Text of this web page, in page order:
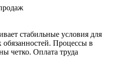
стабильные условия для
Процессы в
четко. Оплата труда